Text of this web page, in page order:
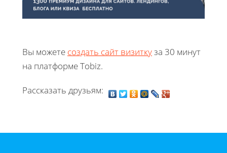
Вы можете создать сайт визиткуза 30 минут
на платформе Tobiz.
Рассказать друзьям: